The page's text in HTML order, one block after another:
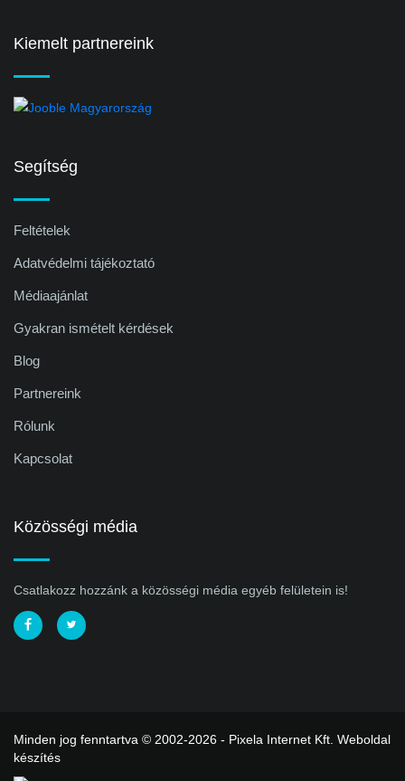
Kiemelt partnereink
Segítség
Feltételek
Adatvédelmi tájékoztató
Médiaajánlat
Gyakran ismételt kérdések
Blog
Partnereink
Rólunk
Kapcsolat
Közösségi média
Csatlakozz hozzánk a közösségi média egyéb felületein is!
Minden jog fenntartva © 2002-2026 - Pixela Internet Kft. Weboldal
készítés